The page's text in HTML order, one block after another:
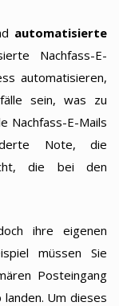
automatisierte
Nachfass-E-
automatisieren,
sein, was zu
Nachfass-E-Mails
Note, die
die bei den
ihre eigenen
müssen Sie
Posteingang
Um dieses